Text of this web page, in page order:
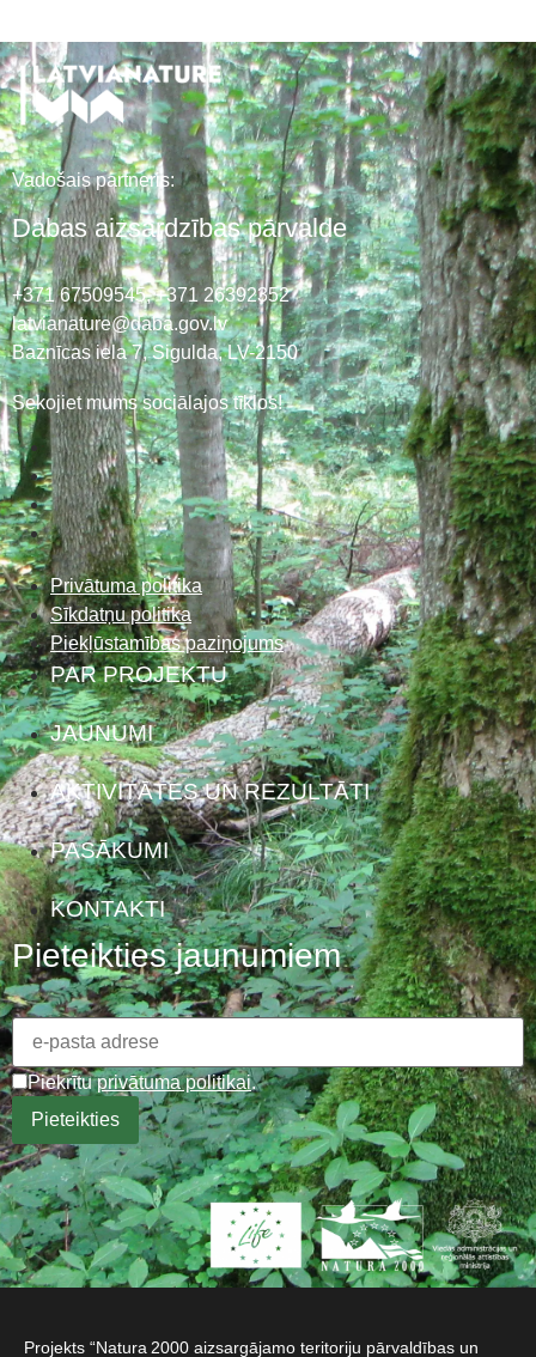
Vadošais partneris:
Dabas aizsardzības pārvalde
+371 67509545,+371 26392352
latvianature@daba.gov.lv
Baznīcas iela 7, Sigulda, LV-2150
Sekojiet mums sociālajos tīklos!
Privātuma politika
Sīkdatņu politika
Piekļūstamības paziņojums
PAR PROJEKTU
JAUNUMI
AKTIVITĀTES UN REZULTĀTI
PASĀKUMI
KONTAKTI
Pieteikties jaunumiem
Piekrītuprivātuma politikai.
Projekts “Natura 2000 aizsargājamo teritoriju pārvaldības un